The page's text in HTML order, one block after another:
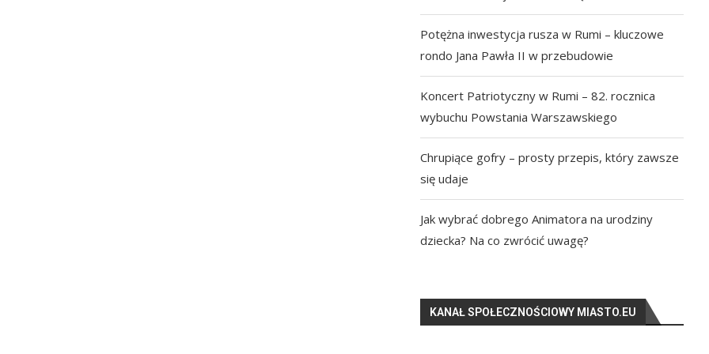
Potężna inwestycja rusza w Rumi – kluczowe
rondo Jana Pawła II w przebudowie
Koncert Patriotyczny w Rumi – 82. rocznica
wybuchu Powstania Warszawskiego
Chrupiące gofry – prosty przepis, który zawsze
się udaje
Jak wybrać dobrego Animatora na urodziny
dziecka? Na co zwrócić uwagę?
KANAŁ SPOŁECZNOŚCIOWY MIASTO.EU